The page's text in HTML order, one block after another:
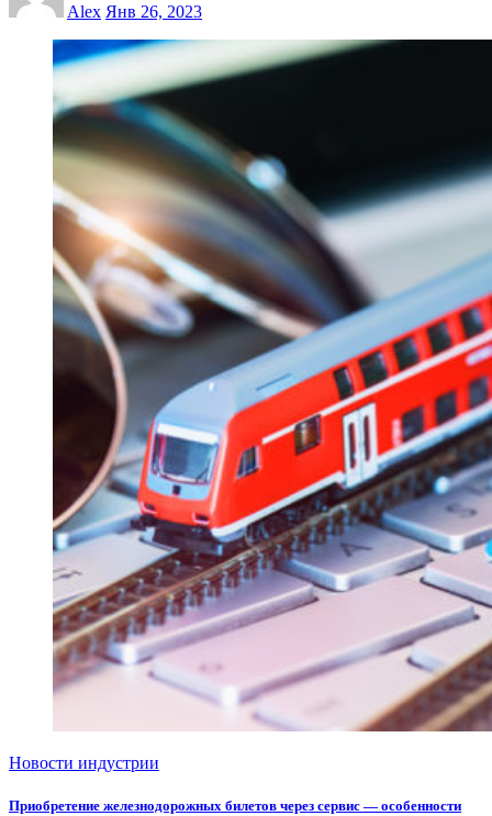
Alex Янв 26, 2023
Новости индустрии
Приобретение железнодорожных билетов через сервис — особенности